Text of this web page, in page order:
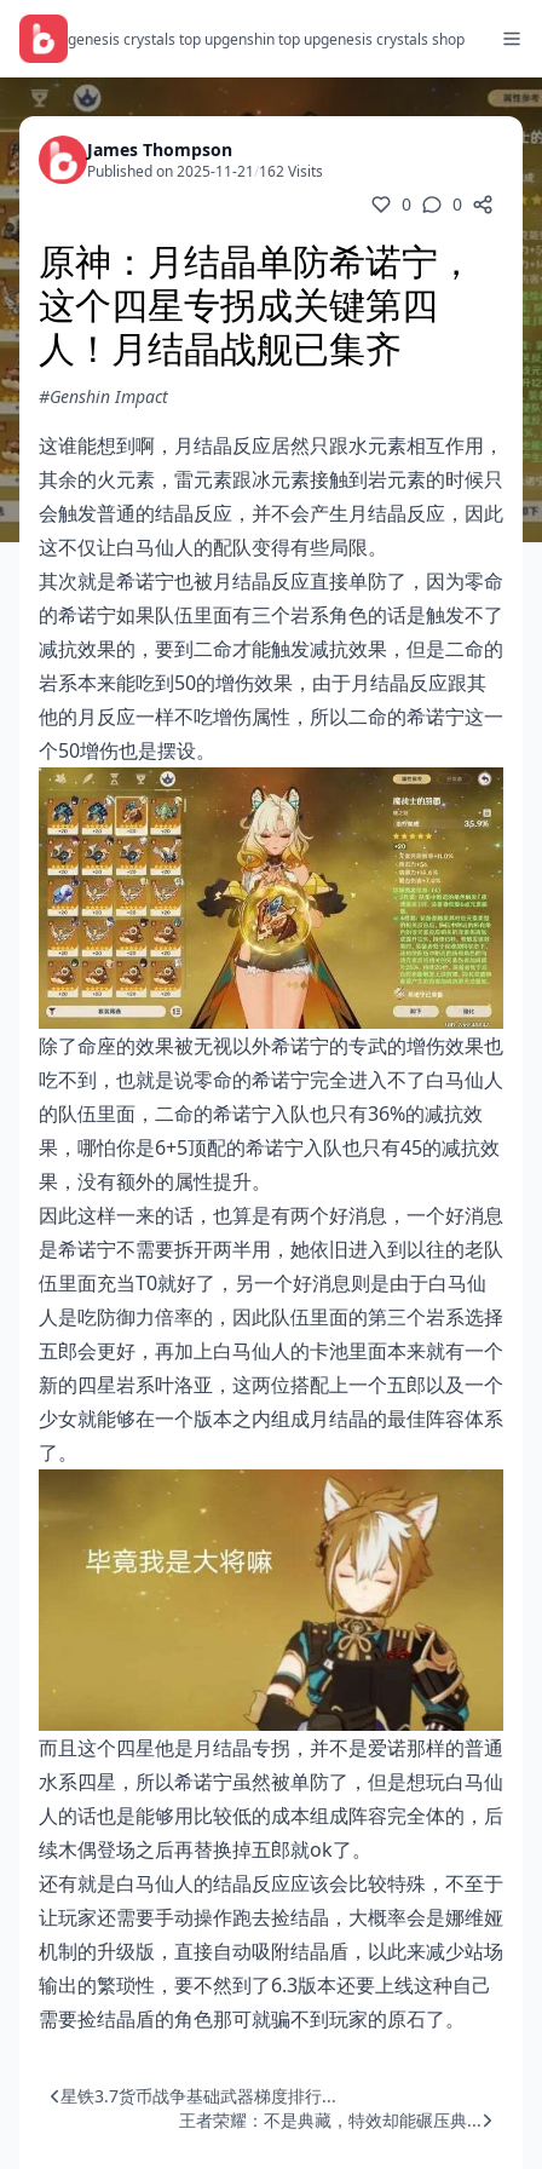
genesis crystals top upgenshin top upgenesis crystals shop
James Thompson
Published on 2025-11-21/162 Visits
0 0
原神：月结晶单防希诺宁，
这个四星专拐成关键第四
人！月结晶战舰已集齐
#Genshin Impact
这谁能想到啊，月结晶反应居然只跟水元素相互作用，
其余的火元素，雷元素跟冰元素接触到岩元素的时候只
会触发普通的结晶反应，并不会产生月结晶反应，因此
这不仅让白马仙人的配队变得有些局限。
其次就是希诺宁也被月结晶反应直接单防了，因为零命
的希诺宁如果队伍里面有三个岩系角色的话是触发不了
减抗效果的，要到二命才能触发减抗效果，但是二命的
岩系本来能吃到50的增伤效果，由于月结晶反应跟其
他的月反应一样不吃增伤属性，所以二命的希诺宁这一
个50增伤也是摆设。
除了命座的效果被无视以外希诺宁的专武的增伤效果也
吃不到，也就是说零命的希诺宁完全进入不了白马仙人
的队伍里面，二命的希诺宁入队也只有36%的减抗效
果，哪怕你是6+5顶配的希诺宁入队也只有45的减抗效
果，没有额外的属性提升。
因此这样一来的话，也算是有两个好消息，一个好消息
是希诺宁不需要拆开两半用，她依旧进入到以往的老队
伍里面充当T0就好了，另一个好消息则是由于白马仙
人是吃防御力倍率的，因此队伍里面的第三个岩系选择
五郎会更好，再加上白马仙人的卡池里面本来就有一个
新的四星岩系叶洛亚，这两位搭配上一个五郎以及一个
少女就能够在一个版本之内组成月结晶的最佳阵容体系
了。
而且这个四星他是月结晶专拐，并不是爱诺那样的普通
水系四星，所以希诺宁虽然被单防了，但是想玩白马仙
人的话也是能够用比较低的成本组成阵容完全体的，后
续木偶登场之后再替换掉五郎就ok了。
还有就是白马仙人的结晶反应应该会比较特殊，不至于
让玩家还需要手动操作跑去捡结晶，大概率会是娜维娅
机制的升级版，直接自动吸附结晶盾，以此来减少站场
输出的繁琐性，要不然到了6.3版本还要上线这种自己
需要捡结晶盾的角色那可就骗不到玩家的原石了。
星铁3.7货币战争基础武器梯度排行...
王者荣耀：不是典藏，特效却能碾压典...